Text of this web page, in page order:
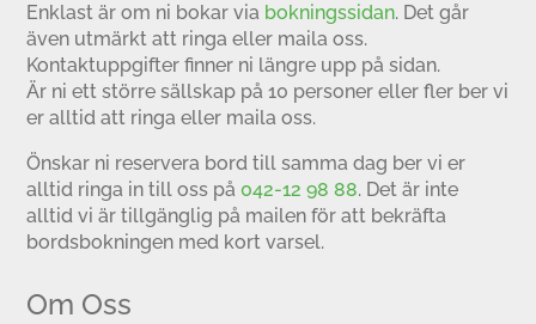
Enklast är om ni bokar via bokningssidan. Det går
även utmärkt att ringa eller maila oss.
Kontaktuppgifter finner ni längre upp på sidan.
Är ni ett större sällskap på 10 personer eller fler ber vi
er alltid att ringa eller maila oss.
Önskar ni reservera bord till samma dag ber vi er
alltid ringa in till oss på 042-12 98 88. Det är inte
alltid vi är tillgänglig på mailen för att bekräfta
bordsbokningen med kort varsel.
Om Oss